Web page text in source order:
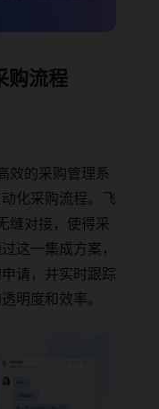
购流程
效的采购管理系
化采购流程。飞
缝对接，使得采
这一集成方案，
请，并实时跟踪
明度和效率。